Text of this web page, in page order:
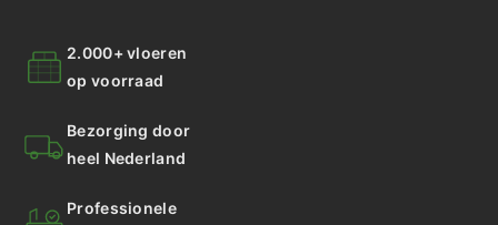
2.000+ vloeren
op voorraad
Bezorging door
heel Nederland
Professionele